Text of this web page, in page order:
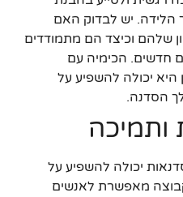
יש לבדוק האם
שלהם וכיצד הם מתמודדים
חדשים. הכימיה עם
יכולה להשפיע על
הסדנה.
ותמיכה
יכולה להשפיע על
מאפשרת לאנשים